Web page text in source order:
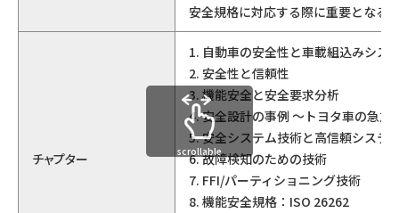
安全規格に対応する際に重要となる
チャプター
1. 自動車の安全性と車載組込みシス
2. 安全性と信頼性
3. 機能安全と安全要求分析
4. 安全設計の事例 ～トヨタ車の急加
5. 安全システム技術と高信頼システ
6. 故障検知のための技術
7. FFI/パーティショニング技術
8. 機能安全規格：ISO 26262
scrollable